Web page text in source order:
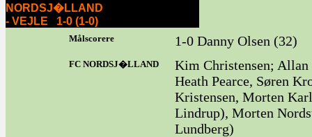
NORDSJ�LLAND
- VEJLE 1-0 (1-0)
Målscorere 1-0 Danny Olsen (32)
FC NORDSJ�LLAND
Kim Christensen;
Heath Pearce, Søren
Kristensen, Morten
Lindrup), Morten
Lundberg)